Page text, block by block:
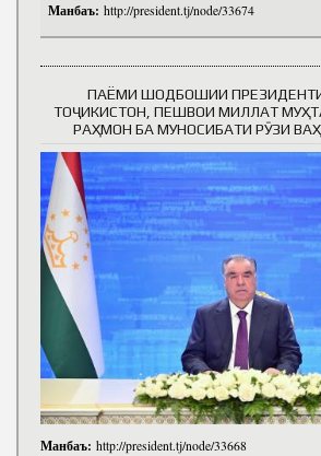
Манбаъ: http://president.tj/node/33674
ПАЁМИ ШОДБОШИИ
ТОҶИКИСТОН, ПЕШВОИ МИЛЛАТ
РАҲМОН БА МУНОСИБАТИ РӮЗИ
Манбаъ: http://president.tj/node/33668